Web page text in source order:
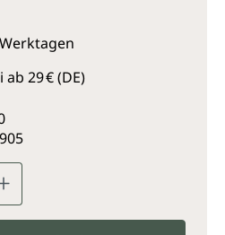
29 € (DE)
Gib den